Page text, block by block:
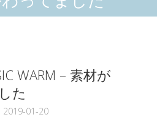
WARM – 素材が
た
2019-01-20